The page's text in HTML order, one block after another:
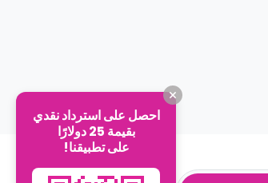
احصل على استرداد نقدي
بقيمة 25 دولارًا
على تطبيقنا!